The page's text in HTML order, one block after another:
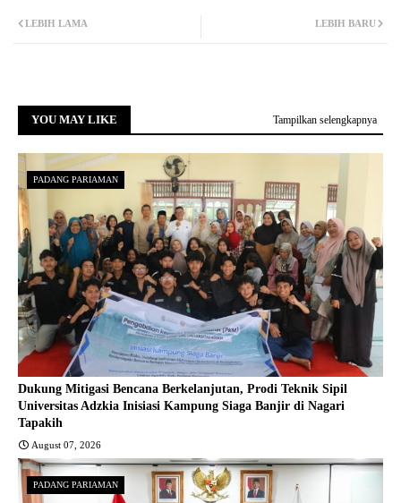
LEBIH BARU
LEBIH LAMA
YOU MAY LIKE Tampilkan selengkapnya
PADANG PARIAMAN
Dukung Mitigasi Bencana Berkelanjutan, Prodi Teknik Sipil
Universitas Adzkia Inisiasi Kampung Siaga Banjir di Nagari
Tapakih
August 07, 2026
PADANG PARIAMAN